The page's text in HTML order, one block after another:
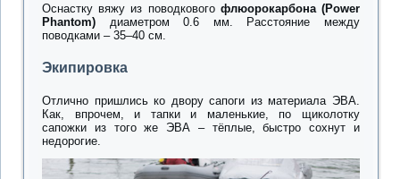
Оснастку вяжу из поводкового флюорокарбона (Power
Phantom) диаметром 0.6 мм. Расстояние между
поводками – 35–40 см.
Экипировка
Отлично пришлись ко двору сапоги из материала ЭВА.
Как, впрочем, и тапки и маленькие, по щиколотку
сапожки из того же ЭВА – тёплые, быстро сохнут и
недорогие.